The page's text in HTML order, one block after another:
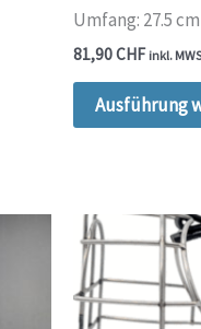
Umfang: 27.5 cm
81,90CHF inkl.
Ausführung